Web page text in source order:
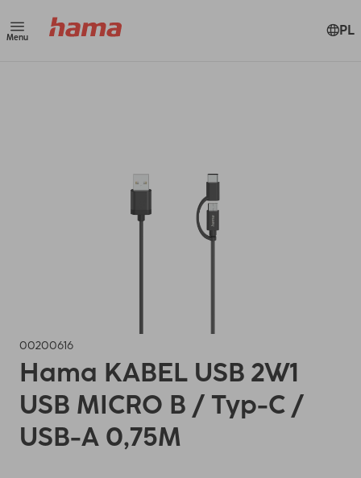
Menu PL
00200616
Hama KABEL USB 2W1
USB MICRO B / Typ-C /
USB-A 0,75M